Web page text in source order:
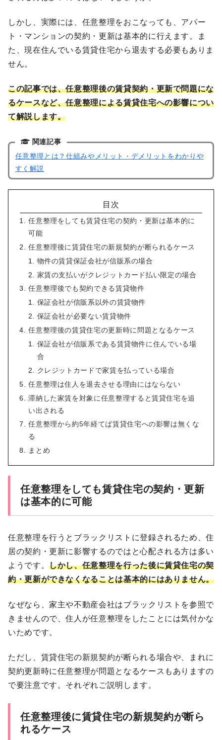
しかし、実際には、任意整理をおこなっても、アパー
ト・マンションの契約・更新は基本的に行えます。ま
た、現在住んでいる賃貸住宅から退去する必要もありま
せん。
この記事では、任意整理後の賃貸契約・更新で問題にな
るケースなど、任意整理による賃貸住宅への影響につい
て解説します。
関連記事
任意整理とは？仕組みやメリット・デメリットをわかりや
すく解説
目次
任意整理をしても賃貸住宅の契約・更新は基本的に
可能
任意整理後に賃貸住宅の新規契約が断られるケース
物件の賃貸保証会社が信販系の場合
家賃の支払いがクレジットカード払い限定の場合
任意整理後でも契約できる賃貸物件
保証会社が信販系以外の賃貸物件
保証会社が必要ない賃貸物件
任意整理後の賃貸住宅の更新時に問題となるケース
保証会社が信販系である賃貸物件に住んでいる場
合
クレジットカードで家賃を払っている場合
任意整理は住人を退去させる理由にはならない
滞納した家賃を対象に任意整理すると賃貸住宅を追
い出される
任意整理から約5年経てば賃貸住宅への影響は無くな
る
まとめ
任意整理をしても賃貸住宅の契約・更新
は基本的に可能
任意整理を行うとブラックリストに登録されるため、住
居の契約・更新に影響するのではと心配される方は多い
ようです。しかし、任意整理を行った後に賃貸住宅の契
約・更新ができなくなることは基本的にはありません。
なぜなら、家主や不動産会社はブラックリストを参照で
きませんので、住人が任意整理をしたことには気付かな
いためです。
ただし、賃貸住宅の新規契約が断られる場合や、まれに
契約更新時に任意整理が問題となるケースもありますの
で要注意です。それぞれご説明します。
任意整理後に賃貸住宅の新規契約が断ら
れるケース